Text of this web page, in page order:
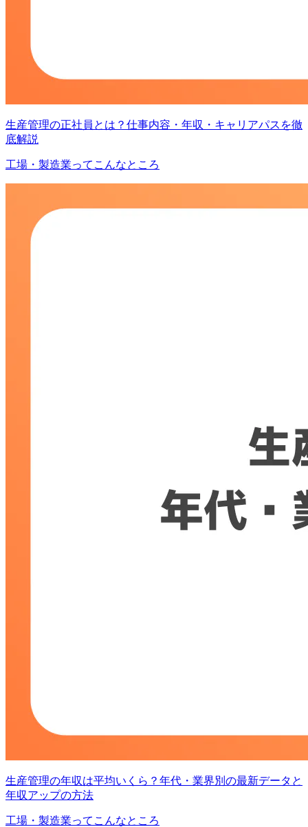
生産管理の正社員とは？仕事内容・年収・キャリアパスを徹
底解説
工場・製造業ってこんなところ
生産管理の年収は平均いくら？年代・業界別の最新データと
年収アップの方法
工場・製造業ってこんなところ